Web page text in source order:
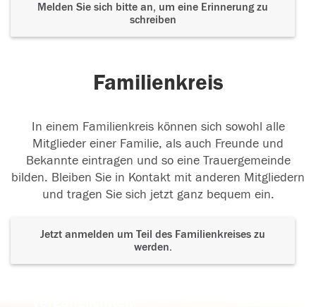
Melden Sie sich bitte an, um eine Erinnerung zu
schreiben
Familienkreis
In einem Familienkreis können sich sowohl alle
Mitglieder einer Familie, als auch Freunde und
Bekannte eintragen und so eine Trauergemeinde
bilden. Bleiben Sie in Kontakt mit anderen Mitgliedern
und tragen Sie sich jetzt ganz bequem ein.
Jetzt anmelden um Teil des Familienkreises zu
werden.